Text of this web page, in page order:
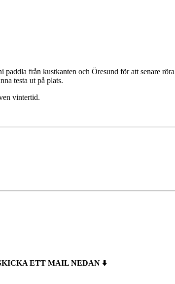
från kustkanten och Öresund för att senare
testa ut på plats.
vintertid.
ETT MAIL NEDAN ⬇️